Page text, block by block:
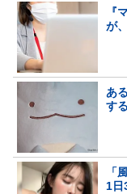
『
が
あ
す
「
1日